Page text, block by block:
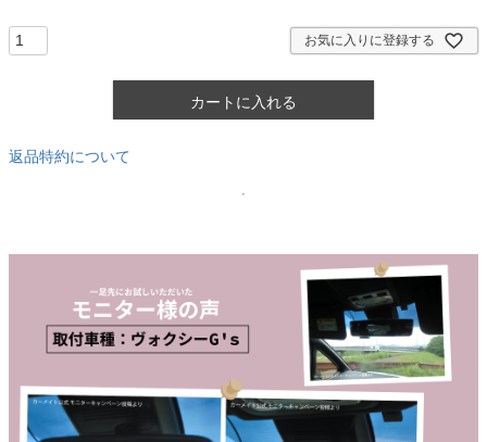
お気に入りに登録する
カートに入れる
返品特約について